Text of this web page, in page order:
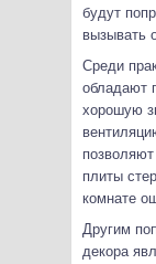
будут
вызывать
Среди
обладают
хорошую
плиты
комнате
Другим
декора